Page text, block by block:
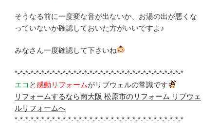
そうなる前に一度変な音が出ないか、お湯の出が悪くな
っていないか確認しておいた方がいいですよ♪
みなさん一度確認して下さいね
*-*-*-*-*-*-*-*-*-*-*-*-*-*-*-*-*-*-*-*-*-*-*-*-*-*-*-*-*-*-*-*
エコ と感動リフォームがリブウェルの常識です
リフォームするなら南大阪 松原市のリフォーム リブウェ
ルリフォームへ
*-*-*-*-*-*-*-*-*-*-*-*-*-*-*-*-*-*-*-*-*-*-*-*-*-*-*-*-*-*-*-*